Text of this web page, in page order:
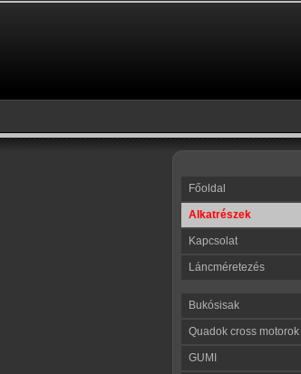
Főoldal
Alkatrészek
Kapcsolat
Láncméretezés
Bukósisak
Quadok cross motorok
GUMI